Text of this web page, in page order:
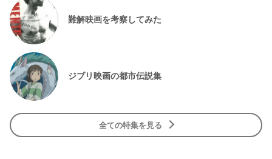
難解映画を考察してみた
ジブリ映画の都市伝説集
全ての特集を見る